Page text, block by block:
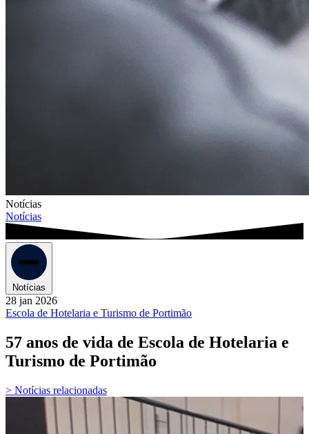
Notícias
Notícias
Notícias
28 jan 2026
Escola de Hotelaria e Turismo de Portimão
57 anos de vida de Escola de Hotelaria e
Turismo de Portimão
> Notícias relacionadas